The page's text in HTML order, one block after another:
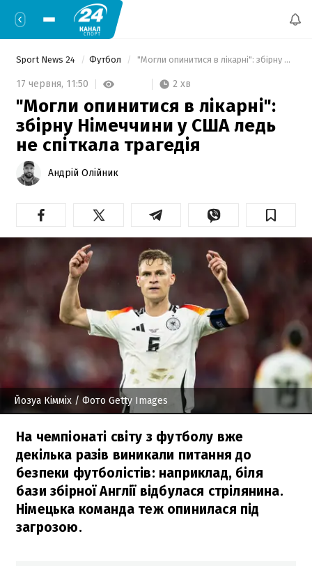
Sport News 24 Футбол "Могли опинитися в лікарні": збірну Німеччини у США ледь не спіткала трагедія
17 червня, 11:50 2 хв
"Могли опинитися в лікарні":
збірну Німеччини у США ледь
не спіткала трагедія
Андрій Олійник
Йозуа Кімміх / Фото Getty Images
На чемпіонаті світу з футболу вже
декілька разів виникали питання до
безпеки футболістів: наприклад, біля
бази збірної Англії відбулася стрілянина.
Німецька команда теж опинилася під
загрозою.